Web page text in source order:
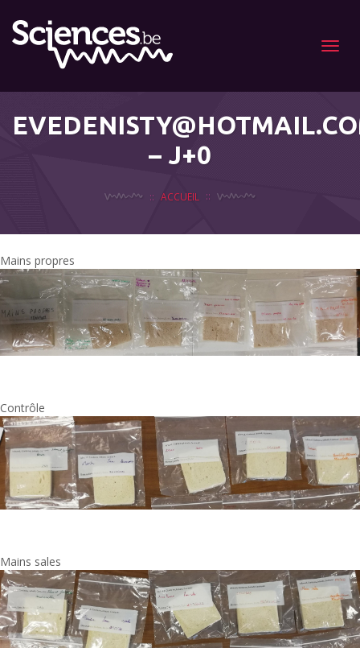
Menu
– J+0
ACCUEIL
Mains propres
Contrôle
Mains sales